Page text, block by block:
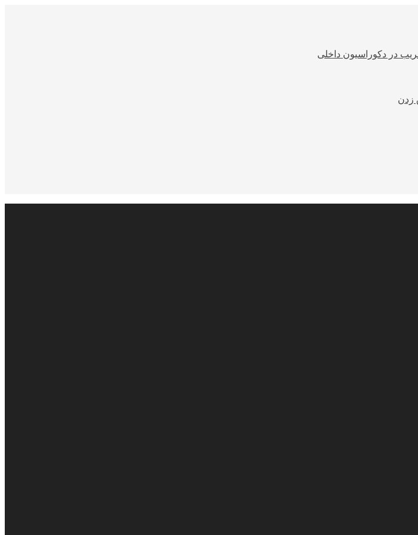
در دکوراسیون داخلی
زدن